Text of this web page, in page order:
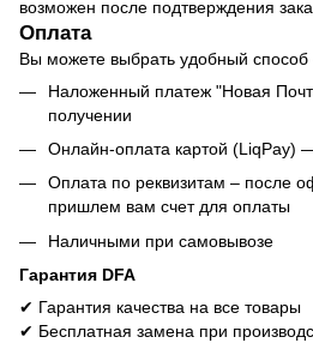
возможен после подтверждения
Оплата
Вы можете выбрать удобный способ
Наложенный платеж "Новая
получении
Онлайн-оплата картой (LiqPay)
Оплата по реквизитам – после
пришлем вам счет для оплаты
Наличными при самовывозе
Гарантия DFA
✔ Гарантия качества на все товары
✔ Бесплатная замена при